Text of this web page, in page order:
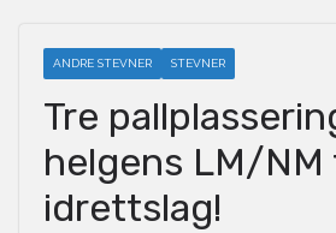
ANDRE STEVNER STEVNER
Tre
helgens LM/NM
idrettslag!